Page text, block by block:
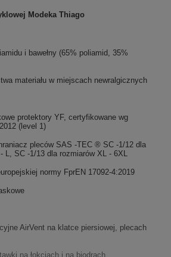
Modeka Thiago
i bawełny (65% poliamid, 35%
materiału w miejscach newralgicznych
protektory YF, certyfikowane wg
(level 1)
pleców SAS -TEC ® SC -1/12 dla
L, SC -1/13 dla rozmiarów XL - 6XL
normy FprEN 17092-4:2019
AirVent na klatce piersiowej, plecach
na łokciach i na biodrach